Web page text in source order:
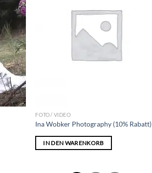
FOTO/ VIDEO
Ina Wobker Photography (10% Rabatt)
IN DEN WARENKORB